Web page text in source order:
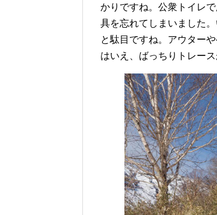
かりですね。公衆トイレ
具を忘れてしまいました
と駄目ですね。アウター
はいえ、ばっちりトレー